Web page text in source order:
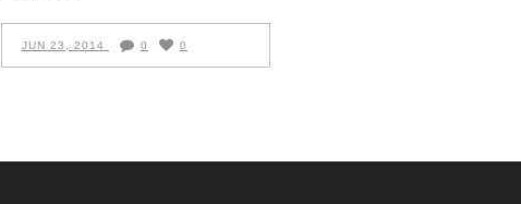
JUN 23, 2014 0 0